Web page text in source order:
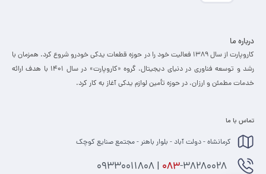
درباره ما
کاروپارت از سال ۱۳۸۹ فعالیت خود را در حوزه قطعات یدکی خودرو شروع کرد. همزمان با
رشد و توسعه فناوری در دنیای دیجیتال، گروه «کاروپارت» در سال ۱۴۰۱ با هدف ارائه
خدمات مطمئن و ارزان، ­در حوزه تأمین لوازم یدکی آغاز به کار کرد.
تماس با ما
کرمانشاه - دولت آباد - بلوار باهنر - مجتمع صنایع کوچک
-38280028 | 09330011808